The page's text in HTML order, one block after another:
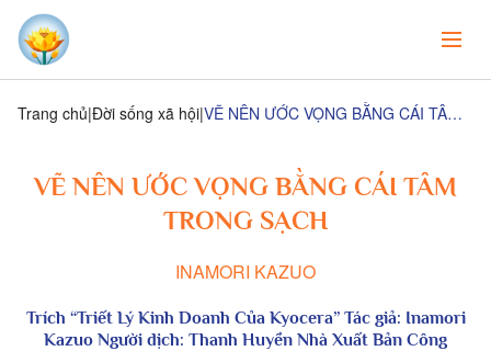
Trang chủ Đời sống xã hội VẼ NÊN ƯỚC VỌNG BẰNG CÁI TÂM TRONG SẠCH
VẼ NÊN ƯỚC VỌNG BẰNG CÁI TÂM
TRONG SẠCH
INAMORI KAZUO
Trích “Triết Lý Kinh Doanh Của Kyocera” Tác giả: Inamori
Kazuo Người dịch: Thanh Huyền Nhà Xuất Bản Công